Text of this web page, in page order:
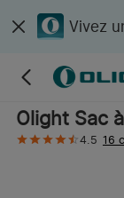
Vivez
Olight Sac
4.5 16